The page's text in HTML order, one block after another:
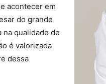
acontecer em
do grande
na qualidade de
é valorizada
dessa